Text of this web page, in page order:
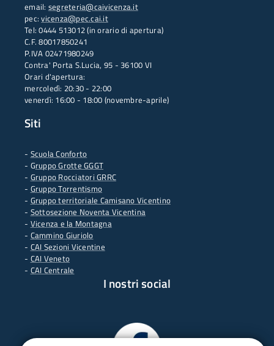
email: segreteria@caivicenza.it
pec:vicenza@pec.cai.it
Tel: 0444 513012 (in orario di apertura)
C.F. 80017850241
P.IVA 02471980249
Contra' Porta S.Lucia, 95 - 36100 VI
Orari d'apertura:
mercoledì: 20:30 - 22:00
venerdì: 16:00 - 18:00 (novembre-aprile)
Siti
- Scuola Conforto
- Gruppo Grotte GGGT
- Gruppo Rocciatori GRRC
- Gruppo Torrentismo
- Gruppo territoriale Camisano Vicentino
- Sottosezione Noventa Vicentina
- Vicenza e la Montagna
- Cammino Giuriolo
- CAI Sezioni Vicentine
- CAI Veneto
- CAI Centrale
I nostri social